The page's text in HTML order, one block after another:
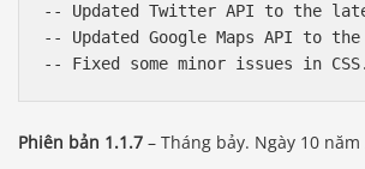
-- Updated Twitter API to the
-- Updated Google Maps API to
Phiên bản 1.1.7 – Tháng bảy. Ngày 10 năm